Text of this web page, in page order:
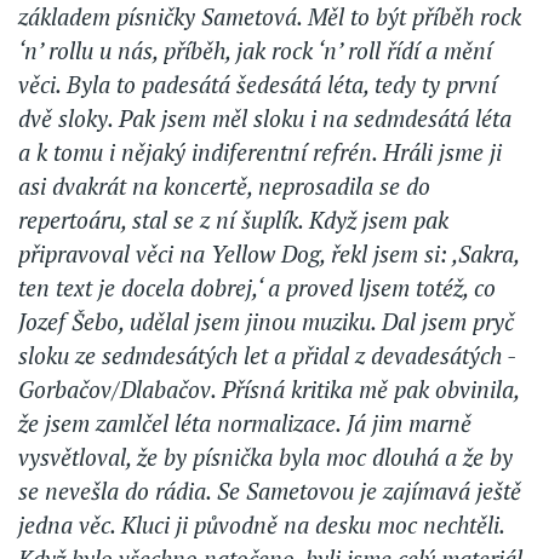
základem písničky Sametová. Měl to být příběh rock
‘n’ rollu u nás, příběh, jak rock ‘n’ roll řídí a mění
věci. Byla to padesátá šedesátá léta, tedy ty první
dvě sloky. Pak jsem měl sloku i na sedmdesátá léta
a k tomu i nějaký indiferentní refrén. Hráli jsme ji
asi dvakrát na koncertě, neprosadila se do
repertoáru, stal se z ní šuplík. Když jsem pak
připravoval věci na Yellow Dog, řekl jsem si: ,Sakra,
ten text je docela dobrej,‘ a proved ljsem totéž, co
Jozef Šebo, udělal jsem jinou muziku. Dal jsem pryč
sloku ze sedmdesátých let a přidal z devadesátých -
Gorbačov/Dlabačov. Přísná kritika mě pak obvinila,
že jsem zamlčel léta normalizace. Já jim marně
vysvětloval, že by písnička byla moc dlouhá a že by
se nevešla do rádia. Se Sametovou je zajímavá ještě
jedna věc. Kluci ji původně na desku moc nechtěli.